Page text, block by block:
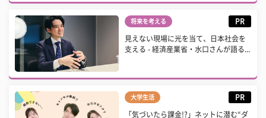
将来を考える PR
見えない現場に光を当て、日本社会を
支える - 経済産業省・水口さんが語る...
大学生活 PR
「気づいたら課金!?」ネットに潜む“ダ